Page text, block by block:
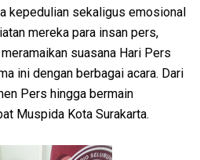
kepedulian sekaligus emosional
mereka para insan pers,
suasana Hari Pers
ini dengan berbagai acara. Dari
Pers hingga bermain
Muspida Kota Surakarta.